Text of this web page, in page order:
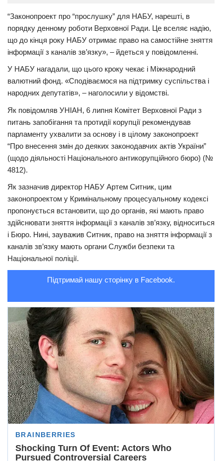
Трагедії
Курйози
Суспільство
Культура
Шоу-біз
“Законопроект про “прослушку” для НАБУ, нарешті, в
порядку денному роботи Верховної Ради. Це вселяє надію,
що до кінця року НАБУ отримає право на самостійне зняття
інформації з каналів зв’язку», – йдеться у повідомленні.
У НАБУ нагадали, що цього кроку чекає і Міжнародний
валютний фонд. «Сподіваємося на підтримку суспільства і
народних депутатів», – наголосили у відомстві.
Як повідомляв УНІАН, 6 липня Комітет Верховної Ради з
питань запобігання та протидії корупції рекомендував
парламенту ухвалити за основу і в цілому законопроект
“Про внесення змін до деяких законодавчих актів України”
(щодо діяльності Національного антикорупційного бюро) (№
4812).
Як зазначив директор НАБУ Артем Ситник, цим
законопроектом у Кримінальному процесуальному кодексі
пропонується встановити, що до органів, які мають право
здійснювати зняття інформації з каналів зв’язку, відноситься
і Бюро. Нині, зауважив Ситник, право на зняття інформації з
каналів зв’язку мають органи Служби безпеки та
Національної поліції.
Підтримай нашу сторінку в Facebook.